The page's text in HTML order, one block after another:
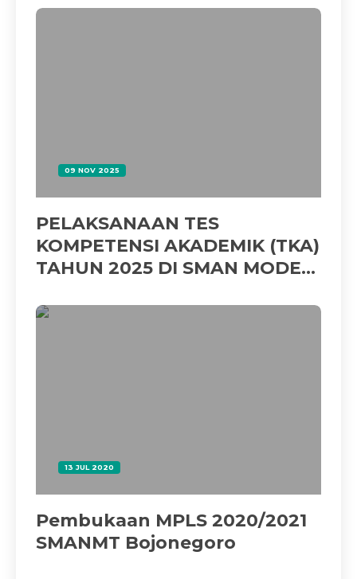
09 NOV 2025
PELAKSANAAN TES
KOMPETENSI AKADEMIK (TKA)
TAHUN 2025 DI SMAN MODEL
BERJALAN LANCAR
13 JUL 2020
Pembukaan MPLS 2020/2021
SMANMT Bojonegoro